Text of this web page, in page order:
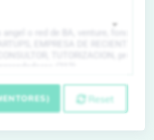
Reset